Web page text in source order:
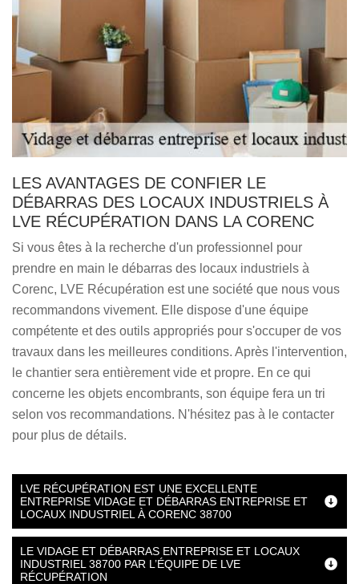
LES AVANTAGES DE CONFIER LE
DÉBARRAS DES LOCAUX INDUSTRIELS À
LVE RÉCUPÉRATION DANS LA CORENC
Si vous êtes à la recherche d'un professionnel pour
prendre en main le débarras des locaux industriels à
Corenc, LVE Récupération est une société que nous vous
recommandons vivement. Elle dispose d'une équipe
compétente et des outils appropriés pour s'occuper de vos
travaux dans les meilleures conditions. Après l'intervention,
le chantier sera entièrement vide et propre. En ce qui
concerne les objets encombrants, son équipe fera un tri
selon vos recommandations. N'hésitez pas à le contacter
pour plus de détails.
LVE RÉCUPÉRATION EST UNE EXCELLENTE
ENTREPRISE VIDAGE ET DÉBARRAS ENTREPRISE ET
LOCAUX INDUSTRIEL À CORENC 38700
LE VIDAGE ET DÉBARRAS ENTREPRISE ET LOCAUX
INDUSTRIEL 38700 PAR L’ÉQUIPE DE LVE
RÉCUPÉRATION